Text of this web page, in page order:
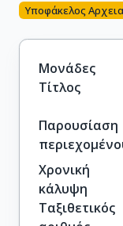
Υποφάκελος
Μονάδες
Τίτλος
Παρουσίαση
Χρονική
κάλυψη
Ταξιθετικός